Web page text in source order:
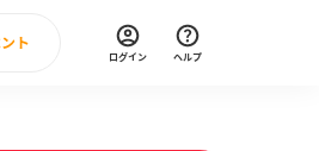
ト
ログイン ヘルプ